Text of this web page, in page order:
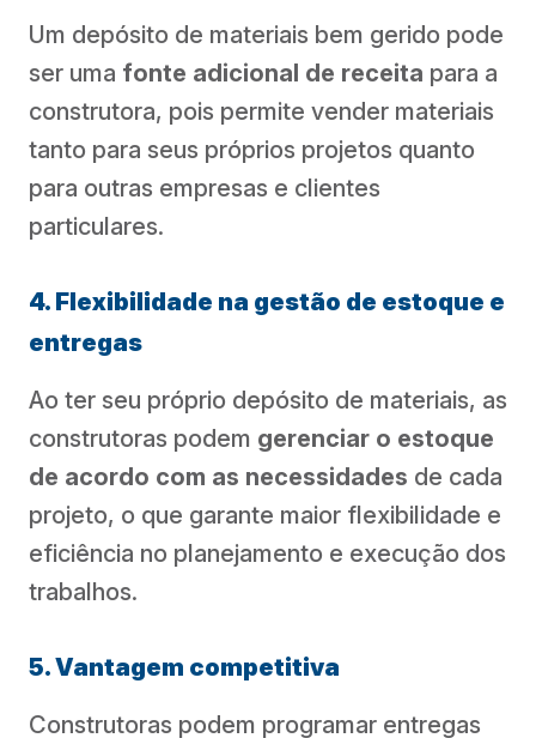
Um depósito de materiais bem gerido pode
ser uma fonte adicional de receita para a
construtora, pois permite vender materiais
tanto para seus próprios projetos quanto
para outras empresas e clientes
particulares.
4. Flexibilidade na gestão de estoque e
entregas
Ao ter seu próprio depósito de materiais, as
construtoras podem gerenciar o estoque
de acordo com as necessidades de cada
projeto, o que garante maior flexibilidade e
eficiência no planejamento e execução dos
trabalhos.
5. Vantagem competitiva
Construtoras podem programar entregas